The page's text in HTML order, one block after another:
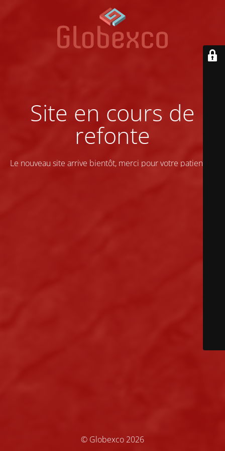
Site en cours de
refonte
Le nouveau site arrive bientôt, merci pour votre patience !
© Globexco 2026